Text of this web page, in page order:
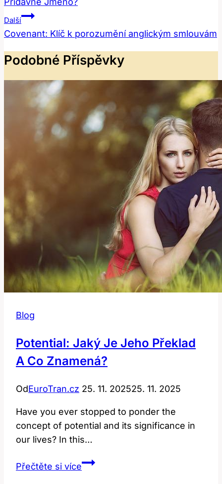
Příspěvek
Další
Covenant: Klíč k porozumění anglickým smlouvám
Podobné Příspěvky
Blog
Potential: Jaký Je Jeho Překlad
A Co Znamená?
OdEuroTran.cz 25. 11. 202525. 11. 2025
Have you ever stopped to ponder the
concept of potential and its significance in
our lives? In this…
Přečtěte si vícePotential: